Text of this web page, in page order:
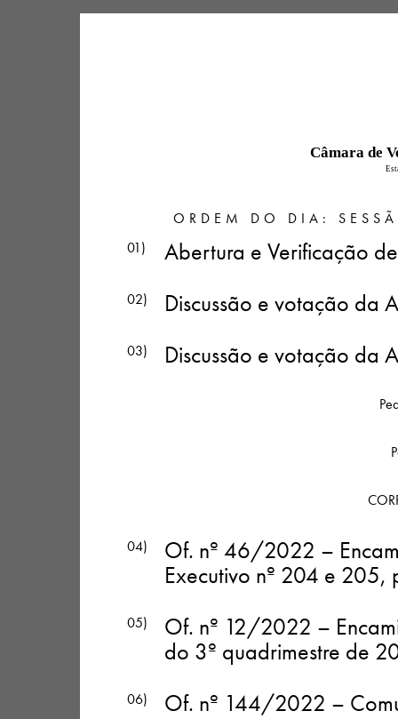
Câmara de
ORDEM DO DIA:
01)
Abertura e Verificação
02) Discussão e votação da
03) Discussão e votação
04)
Of. nº 46/2022 –
Executivo nº 204 e 205,
05)
Of. nº 12/2022 –
do 3º quadrimestre de
06) Of. nº 144/2022 –